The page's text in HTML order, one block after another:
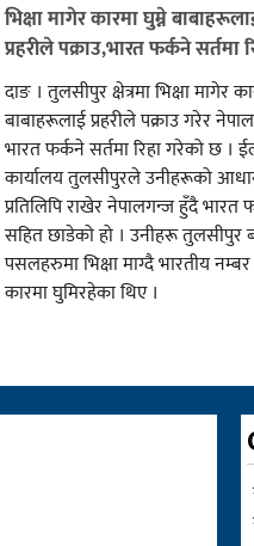
भिक्षा मागेर कारमा घुम्ने
प्रहरीले पक्राउ,भारत फर्कने सर्तमा
दाङ । तुलसीपुर क्षेत्रमा भिक्षा मागेर
बाबाहरूलाई प्रहरीले पक्राउ गरेर
भारत फर्कने सर्तमा रिहा गरेको छ ।
कार्यालय तुलसीपुरले उनीहरूको
प्रतिलिपि राखेर नेपालगन्ज हुँदै भारत
सहित छाडेको हो । उनीहरू तुलसीपुर
पसलहरुमा भिक्षा माग्दै भारतीय
कारमा घुमिरहेका थिए ।